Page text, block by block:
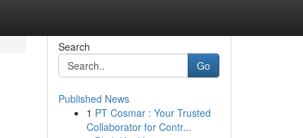
Search
Go
Published News
1 PT Cosmar : Your Trusted
Collaborator for Contr...